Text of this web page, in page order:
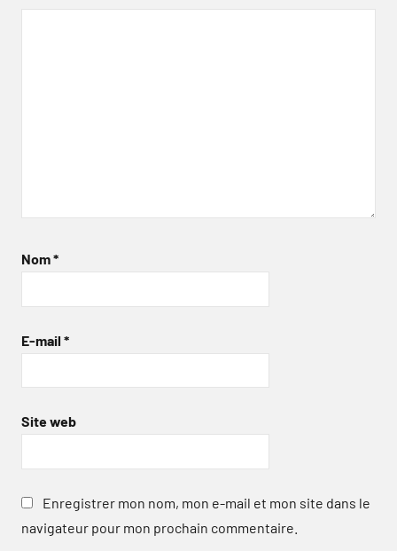
Nom*
E-mail *
Site web
Enregistrer mon nom, mon e-mail et mon site dans le
navigateur pour mon prochain commentaire.